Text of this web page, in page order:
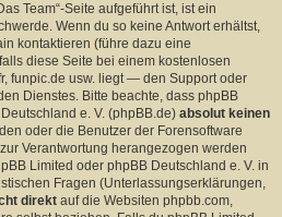
Team“-Seite aufgeführt ist, ist ein
Wenn du so keine Antwort erhältst,
kontaktieren (führe dazu eine
diese Seite bei einem kostenlosen
funpic.de usw. liegt — den Support oder
Dienstes. Bitte beachte, dass phpBB
e. V. (phpBB.de) absolut keinen
oder die Benutzer der Forensoftware
Verantwortung herangezogen werden
Limited oder phpBB Deutschland e. V. in
Fragen (Unterlassungserklärungen,
direkt auf die Websiten phpbb.com,